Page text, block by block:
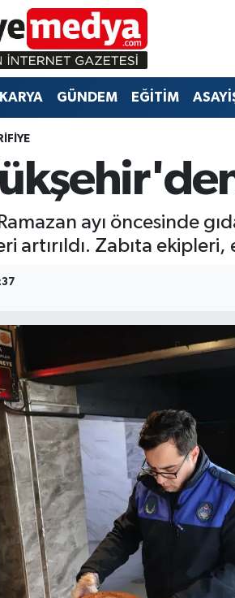
GÜNDEM EĞİTİM
ayı öncesinde
artırıldı. Zabıta
Haritası
ve Fikstür